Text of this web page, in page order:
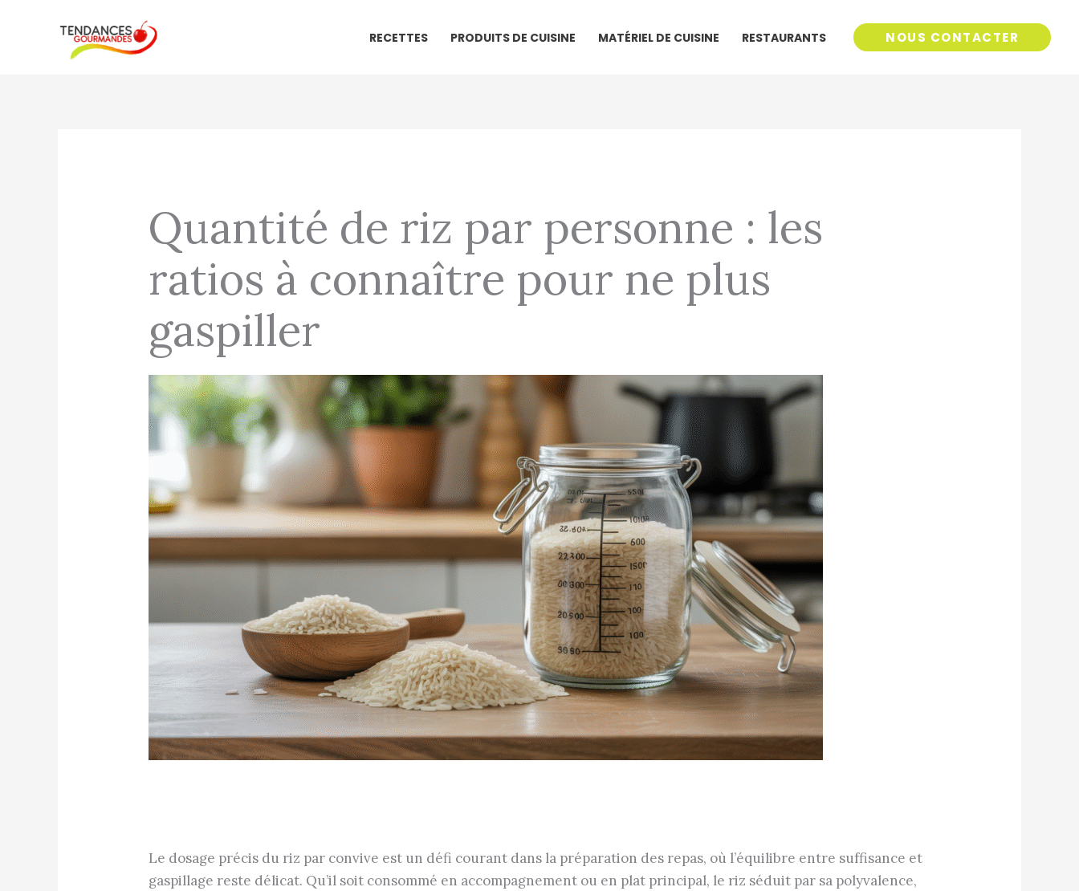
RECETTES PRODUITS DE CUISINE MATÉRIEL DE CUISINE RESTAURANTS NOUS CONTACTER
Quantité de riz par personne : les
ratios à connaître pour ne plus
gaspiller
Le dosage précis du riz par convive est un défi courant dans la préparation des repas, où l’équilibre entre suffisance et
gaspillage reste délicat. Qu’il soit consommé en accompagnement ou en plat principal, le riz séduit par sa polyvalence,